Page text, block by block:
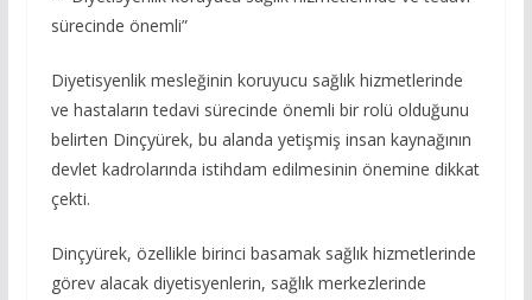
sürecinde önemli”
Diyetisyenlik mesleğinin koruyucu sağlık hizmetlerinde
ve hastaların tedavi sürecinde önemli bir rolü olduğunu
belirten Dinçyürek, bu alanda yetişmiş insan kaynağının
devlet kadrolarında istihdam edilmesinin önemine dikkat
çekti.
Dinçyürek, özellikle birinci basamak sağlık hizmetlerinde
görev alacak diyetisyenlerin, sağlık merkezlerinde